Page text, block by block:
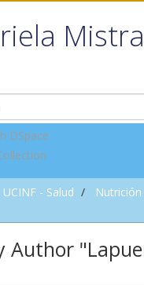
DSpace
UCINF - Salud
Author